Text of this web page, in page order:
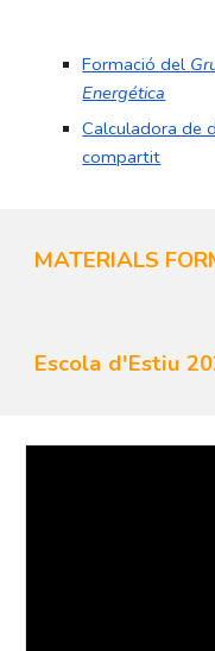
Formació del
Energética
Calculadora de
compartit
MATERIALS
Escola d'Estiu